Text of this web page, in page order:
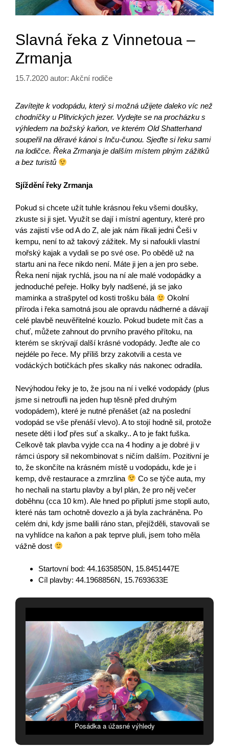
Slavná řeka z Vinnetoua –
Zrmanja
15.7.2020 autor: Akční rodiče
Zavítejte k vodopádu, který si možná užijete daleko víc než
chodníčky u Plitvických jezer. Vydejte se na procházku s
výhledem na božský kaňon, ve kterém Old Shatterhand
soupeřil na děravé kánoi s Inču-čunou. Sjeďte si řeku sami
na lodičce. Řeka Zrmanja je dalším místem plným zážitků
a bez turistů
Sjíždění řeky Zrmanja
Pokud si chcete užít tuhle krásnou řeku všemi doušky,
zkuste si ji sjet. Využít se dají i místní agentury, které pro
vás zajistí vše od A do Z, ale jak nám řikali jedni Češi v
kempu, není to až takový zážitek. My si nafoukli vlastní
mořský kajak a vydali se po své ose. Po obědě už na
startu ani na řece nikdo není. Máte ji jen a jen pro sebe.
Řeka není nijak rychlá, jsou na ní ale malé vodopádky a
jednoduché peřeje. Holky byly nadšené, já se jako
maminka a strašpytel od kosti trošku bála
Okolní
příroda i řeka samotná jsou ale opravdu nádherné a dávají
celé plavbě neuvěřitelné kouzlo. Pokud budete mít čas a
chuť, můžete zahnout do prvního pravého přítoku, na
kterém se skrývají další krásné vodopády. Jeďte ale co
nejdéle po řece. My příliš brzy zakotvili a cesta ve
vodáckých botičkách přes skalky nás nakonec odradila.
Nevýhodou řeky je to, že jsou na ní i velké vodopády (plus
jsme si netroufli na jeden hup těsně před druhým
vodopádem), které je nutné přenášet (až na poslední
vodopád se vše přenáší vlevo). A to stojí hodně sil, protože
nesete děti i loď přes suť a skalky.. A to je fakt fuška.
Celkově tak plavba vyjde cca na 4 hodiny a je dobré ji v
rámci úspory sil nekombinovat s ničím dalším. Pozitivní je
to, že skončíte na krásném místě u vodopádu, kde je i
kemp, dvě restaurace a zmrzlina
Co se týče auta, my
ho nechali na startu plavby a byl plán, že pro něj večer
doběhnu (cca 10 km). Ale hned po připlutí jsme stopli auto,
které nás tam ochotně dovezlo a já byla zachráněna. Po
celém dni, kdy jsme balili ráno stan, přejížděli, stavovali se
na vyhlídce na kaňon a pak teprve pluli, jsem toho měla
vážně dost
Startovní bod: 44.1635850N, 15.8451447E
Cíl plavby: 44.1968856N, 15.7693633E
Posádka a úžasné výhledy